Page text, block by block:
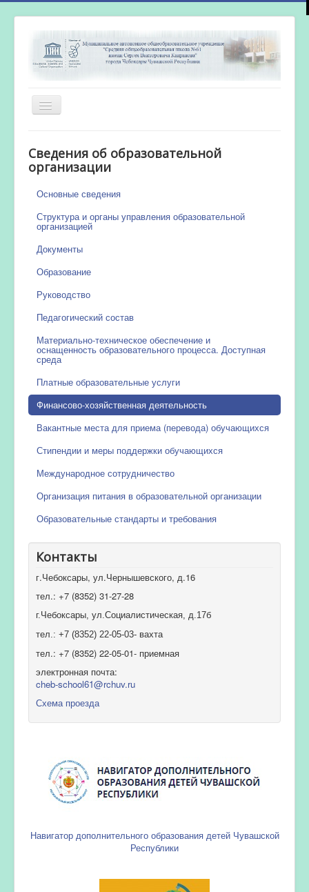
Включить/
выключить
Новости
Сведения об образовательной
организации
Основные сведения
Структура и органы управления образовательной
организацией
Документы
Образование
Руководство
Педагогический состав
Материально-техническое обеспечение и
оснащенность образовательного процесса. Доступная
среда
Платные образовательные услуги
Финансово-хозяйственная деятельность
Вакантные места для приема (перевода) обучающихся
Стипендии и меры поддержки обучающихся
Международное сотрудничество
Организация питания в образовательной организации
Образовательные стандарты и требования
Контакты
г.Чебоксары, ул.Чернышевского, д.16
тел.: +7 (8352) 31-27-28
г.Чебоксары, ул.Социалистическая, д.17б
тел.: +7 (8352) 22-05-03- вахта
тел.: +7 (8352) 22-05-01- приемная
электронная почта:
cheb-school61@rchuv.ru
Схема проезда
Навигатор дополнительного образования детей Чувашской
Республики